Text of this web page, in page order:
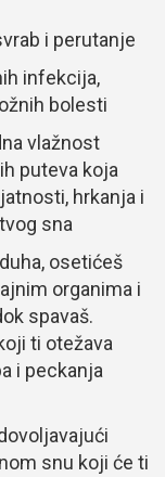
i perutanje
infekcija,
bolesti
vlažnost
puteva koja
hrkanja i
sna
osetićeš
organima i
spavaš.
ti otežava
i peckanja
snu koji će ti